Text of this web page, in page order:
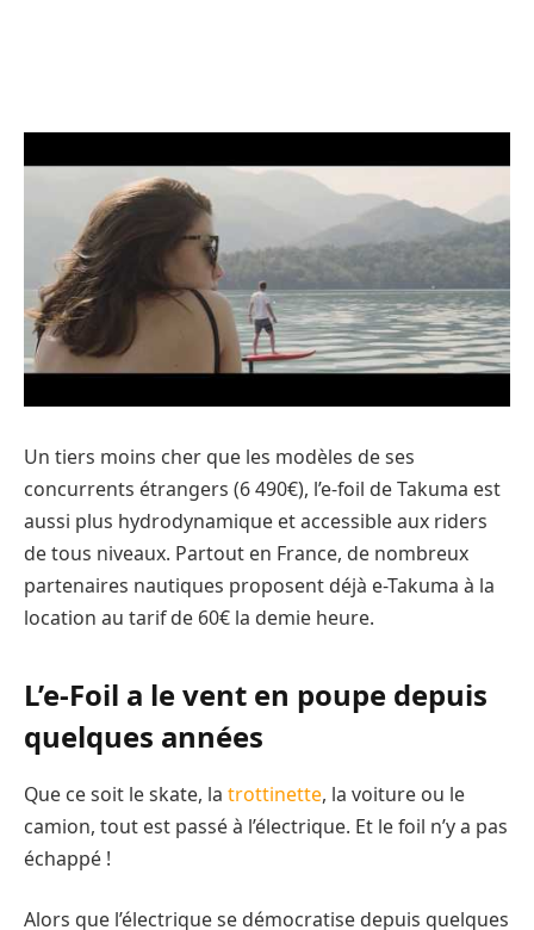
Un tiers moins cher que les modèles de ses
concurrents étrangers (6 490€), l’e-foil de Takuma est
aussi plus hydrodynamique et accessible aux riders
de tous niveaux. Partout en France, de nombreux
partenaires nautiques proposent déjà e-Takuma à la
location au tarif de 60€ la demie heure.
L’e-Foil a le vent en poupe depuis
quelques années
Que ce soit le skate, la trottinette, la voiture ou le
camion, tout est passé à l’électrique. Et le foil n’y a pas
échappé !
Alors que l’électrique se démocratise depuis quelques